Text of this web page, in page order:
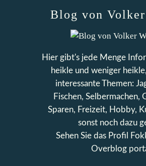
Blog von
Hier gibt's jede Menge
heikle und weniger
interessante Themen:
Fischen, Selbermachen,
Sparen, Freizeit, Hobby,
sonst noch dazu
Sehen Sie das Profil
Overblog